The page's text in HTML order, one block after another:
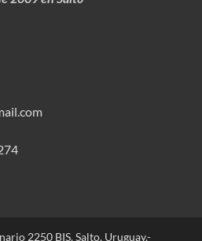
2250 BIS. Salto, Uruguay.-